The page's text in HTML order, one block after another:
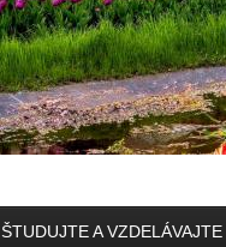
ŠTUDUJTE A VZDELÁVAJTE